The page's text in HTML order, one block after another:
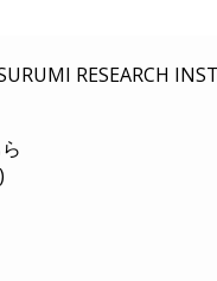
RESEARCH